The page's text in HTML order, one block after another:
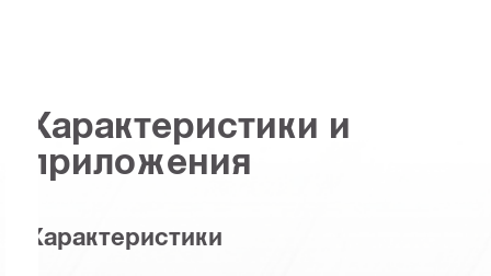
Характеристики и
приложения
Характеристики